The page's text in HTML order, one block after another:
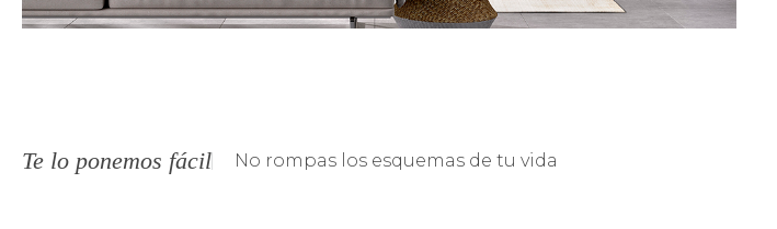
Te lo ponemos fácil No rompas los esquemas de tu vida